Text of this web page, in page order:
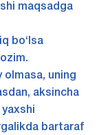
maqsadga
bo‘lsa
olmasa, uning
aksincha
bartaraf